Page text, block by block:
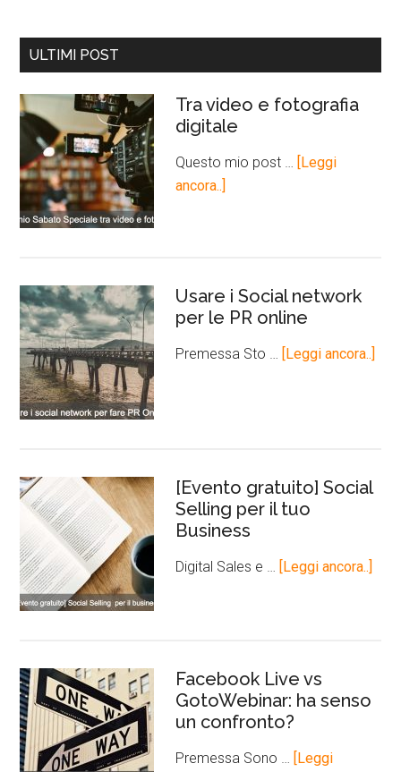
ULTIMI POST
Tra video e fotografia
digitale
Questo mio post …
[Leggi
ancora..]
Usare i Social network
per le PR online
Premessa Sto … [Leggi ancora..]
[Evento gratuito] Social
Selling per il tuo
Business
Digital Sales e … [Leggi ancora..]
Facebook Live vs
GotoWebinar: ha senso
un confronto?
Premessa Sono …
[Leggi